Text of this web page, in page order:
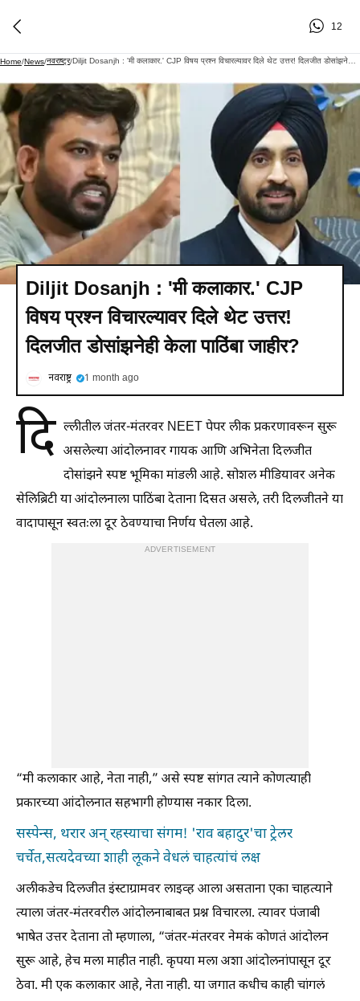
12
Home/News/नवराष्ट्र/
Diljit Dosanjh : 'मी कलाकार.' CJP
विषय प्रश्न विचारल्यावर दिले थेट उत्तर!
दिलजीत डोसांझनेही केला पाठिंबा जाहीर?
नवराष्ट्र 1 month ago
दि ल्लीतील जंतर-मंतरवर NEET पेपर लीक प्रकरणावरून सुरू
असलेल्या आंदोलनावर गायक आणि अभिनेता दिलजीत
दोसांझने स्पष्ट भूमिका मांडली आहे. सोशल मीडियावर अनेक
सेलिब्रिटी या आंदोलनाला पाठिंबा देताना दिसत असले, तरी दिलजीतने या
वादापासून स्वतःला दूर ठेवण्याचा निर्णय घेतला आहे.
ADVERTISEMENT
“मी कलाकार आहे, नेता नाही,” असे स्पष्ट सांगत त्याने कोणत्याही
प्रकारच्या आंदोलनात सहभागी होण्यास नकार दिला.
सस्पेन्स, थरार अन् रहस्याचा संगम! 'राव बहादुर'चा ट्रेलर
चर्चेत,सत्यदेवच्या शाही लूकने वेधलं चाहत्यांचं लक्ष
अलीकडेच दिलजीत इंस्टाग्रामवर लाइव्ह आला असताना एका चाहत्याने
त्याला जंतर-मंतरवरील आंदोलनाबाबत प्रश्न विचारला. त्यावर पंजाबी
भाषेत उत्तर देताना तो म्हणाला, “जंतर-मंतरवर नेमकं कोणतं आंदोलन
सुरू आहे, हेच मला माहीत नाही. कृपया मला अशा आंदोलनांपासून दूर
ठेवा. मी एक कलाकार आहे, नेता नाही. या जगात कधीच काही चांगलं